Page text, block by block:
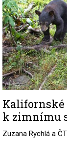
Kalifornské
k zimnímu
Zuzana Rychlá a